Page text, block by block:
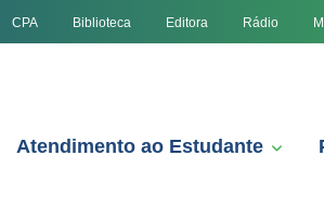
CPA Biblioteca Editora Rádio
Atendimento ao Estudante